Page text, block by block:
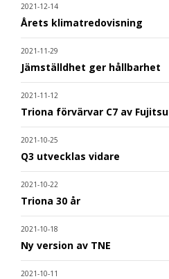
2021-12-14
Årets klimatredovisning
2021-11-29
Jämställdhet ger hållbarhet
2021-11-12
Triona förvärvar C7 av Fujitsu
2021-10-25
Q3 utvecklas vidare
2021-10-22
Triona 30 år
2021-10-18
Ny version av TNE
2021-10-11